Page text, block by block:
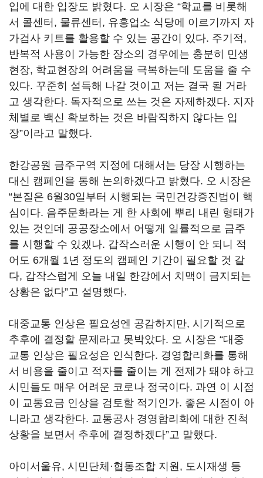
입에 대한 입장도 밝혔다. 오 시장은 “학교를 비롯해
서 콜센터, 물류센터, 유흥업소 식당에 이르기까지 자
가검사 키트를 활용할 수 있는 공간이 있다. 주기적,
반복적 사용이 가능한 장소의 경우에는 충분히 민생
현장, 학교현장의 어려움을 극복하는데 도움을 줄 수
있다. 꾸준히 설득해 나갈 것이고 저는 결국 될 거라
고 생각한다. 독자적으로 쓰는 것은 자제하겠다. 지자
체별로 백신 확보하는 것은 바람직하지 않다는 입
장”이라고 말했다.
한강공원 금주구역 지정에 대해서는 당장 시행하는
대신 캠페인을 통해 논의하겠다고 밝혔다. 오 시장은
“본질은 6월30일부터 시행되는 국민건강증진법이 핵
심이다. 음주문화라는 게 한 사회에 뿌리 내린 형태가
있는 것인데 공공장소에서 어떻게 일률적으로 금주
를 시행할 수 있겠나. 갑작스러운 시행이 안 되니 적
어도 6개월 1년 정도의 캠페인 기간이 필요할 것 같
다, 갑작스럽게 오늘 내일 한강에서 치맥이 금지되는
상황은 없다”고 설명했다.
대중교통 인상은 필요성엔 공감하지만, 시기적으로
추후에 결정할 문제라고 못박았다. 오 시장은 “대중
교통 인상은 필요성은 인식한다. 경영합리화를 통해
서 비용을 줄이고 적자를 줄이는 게 전제가 돼야 하고
시민들도 매우 어려운 코로나 정국이다. 과연 이 시점
이 교통요금 인상을 검토할 적기인가. 좋은 시점이 아
니라고 생각한다. 교통공사 경영합리화에 대한 진척
상황을 보면서 추후에 결정하겠다”고 말했다.
아이서울유, 시민단체·협동조합 지원, 도시재생 등